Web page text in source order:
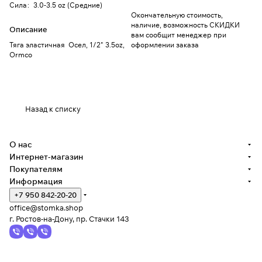
Сила: 3.0-3.5 oz (Средние)
Описание
Тяга эластичная Осел, 1/2" 3.5oz,
Ormco
Окончательную стоимость,
наличие, возможность СКИДКИ
вам сообщит менеджер при
оформлении заказа
Назад к списку
О нас
Интернет-магазин
Покупателям
Информация
+7 950 842-20-20
office@stomka.shop
г. Ростов-на-Дону, пр. Стачки 143